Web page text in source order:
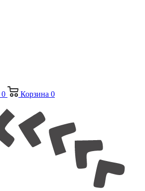
0 Корзина 0